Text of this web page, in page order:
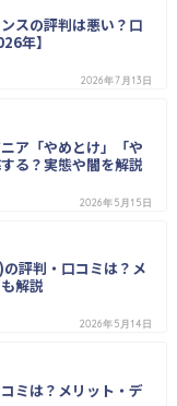
スの評判は悪い？口
年】
2026年7月13日
ア「やめとけ」「や
る？実態や闇を解説
2026年5月15日
評判・口コミは？メ
解説
2026年5月14日
ミは？メリット・デ